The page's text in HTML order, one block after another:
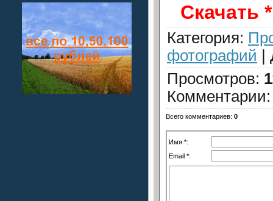
Скачать *
Категория:
фотографий |
Просмотров:
Комментарии
Всего комментариев: 0
Имя *:
Email *: